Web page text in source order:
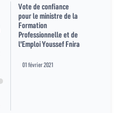
Vote de confiance
pour le ministre de la
Formation
Professionnelle et de
l'Emploi Youssef Fnira
01 février 2021